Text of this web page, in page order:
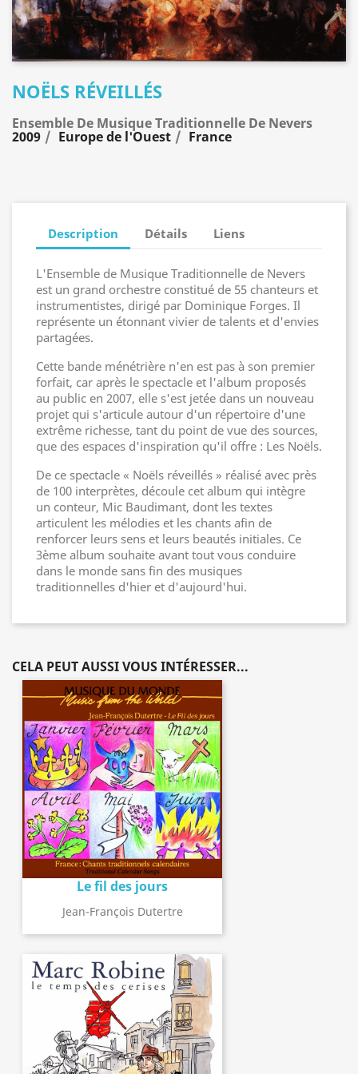
NOËLS RÉVEILLÉS
Ensemble De Musique Traditionnelle De Nevers
2009 Europe de l'Ouest France
Description Détails Liens
L'Ensemble de Musique Traditionnelle de Nevers
est un grand orchestre constitué de 55 chanteurs et
instrumentistes, dirigé par Dominique Forges. Il
représente un étonnant vivier de talents et d'envies
partagées.
Cette bande ménétrière n'en est pas à son premier
forfait, car après le spectacle et l'album proposés
au public en 2007, elle s'est jetée dans un nouveau
projet qui s'articule autour d'un répertoire d'une
extrême richesse, tant du point de vue des sources,
que des espaces d'inspiration qu'il offre : Les Noëls.
De ce spectacle « Noëls réveillés » réalisé avec près
de 100 interprètes, découle cet album qui intègre
un conteur, Mic Baudimant, dont les textes
articulent les mélodies et les chants afin de
renforcer leurs sens et leurs beautés initiales. Ce
3ème album souhaite avant tout vous conduire
dans le monde sans fin des musiques
traditionnelles d'hier et d'aujourd'hui.
CELA PEUT AUSSI VOUS INTÉRESSER...
Le fil des jours
Jean-François Dutertre